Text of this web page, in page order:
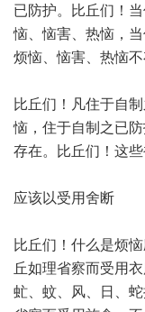
已防护。比丘们！
恼、恼害、热恼，
烦恼、恼害、热恼不
比丘们！凡住于自
恼，住于自制之已
存在。比丘们！这
应该以受用舍断
比丘们！什么是烦
丘如理省察而受用
虻、蚊、风、日、